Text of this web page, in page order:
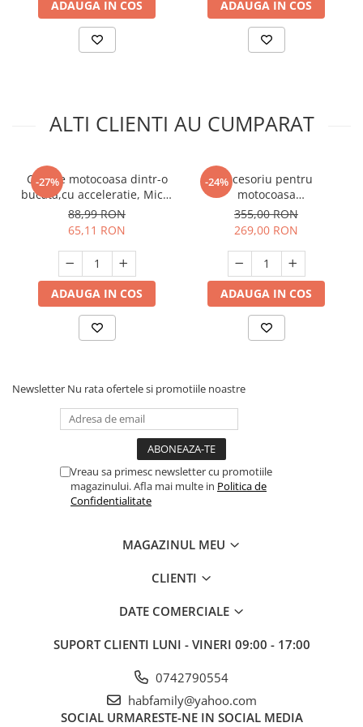
Unelte Gradinarit
Ventilatoare & Sisteme Racire
Aparate de aer conditionat
Foarfeci tuns oi
ADAUGA IN COS ADAUGA IN COS
ALTI CLIENTI AU CUMPARAT
-27%
Coarne motocoasa dintr-o
bucata,cu acceleratie, Micul
Fermier GF-0557
88,99 RON
65,11 RON
ADAUGA IN COS
-24%Accesoriu pentru
motocoasa
,Prasitoare,cultivator,motosapa
26*-9T, GF-1376
355,00 RON
269,00 RON
ADAUGA IN COS
Newsletter Nu rata ofertele si promotiile noastre
Vreau sa primesc newsletter cu promotiile
magazinului. Afla mai multe in Politica de
Confidentialitate
MAGAZINUL MEU
CLIENTI
DATE COMERCIALE
SUPORT CLIENTI LUNI - VINERI 09:00 - 17:00
0742790554
habfamily@yahoo.com
SOCIAL URMARESTE-NE IN SOCIAL MEDIA